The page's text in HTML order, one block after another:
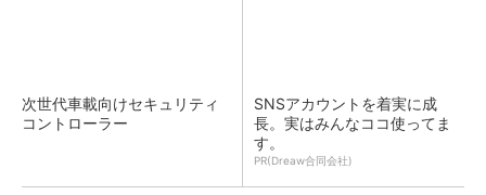
次世代車載向けセキュリティ
コントローラー
SNSアカウントを着実に成
長。実はみんなココ使ってま
す。
PR(Dreaw合同会社)